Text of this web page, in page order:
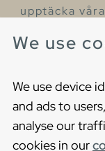
We use
We use device
and ads to
analyse our
cookies in our
upptäcka